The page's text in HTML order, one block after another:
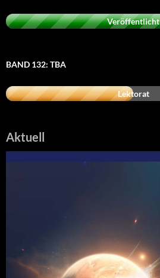
Veröffentlicht
BAND 132: TBA
Lektorat
Aktuell